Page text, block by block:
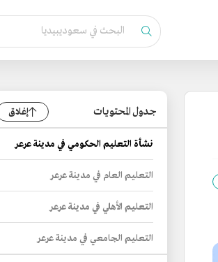
جدول المحتويات إغلاق
نشأة التعليم الحكومي في مدينة عرعر
التعليم العام في مدينة عرعر
التعليم الأهلي في مدينة عرعر
التعليم الجامعي في مدينة عرعر